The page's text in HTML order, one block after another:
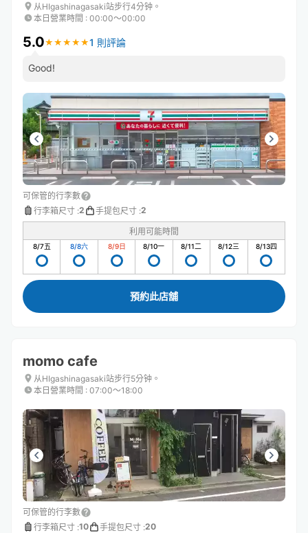
从HIgashinagasaki站步行4分钟。
本日營業時間 : 00:00〜00:00
5.0★ ★ ★ ★ ★
★ ★ ★ ★ ★1 則評論
Good!
可保管的行李數
行李箱尺寸 :2 手提包尺寸 :2
利用可能時間
8/7五 8/8六 8/9日 8/10一 8/11二 8/12三 8/13四
預約此店舖
momo cafe
从HIgashinagasaki站步行5分钟。
本日營業時間 : 07:00〜18:00
可保管的行李數
行李箱尺寸 :10 手提包尺寸 :20